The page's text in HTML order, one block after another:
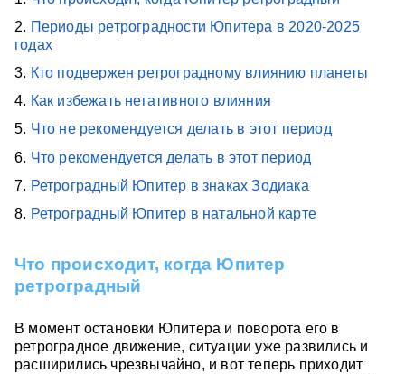
2. Периоды ретроградности Юпитера в 2020-2025
годах
3. Кто подвержен ретроградному влиянию планеты
4. Как избежать негативного влияния
5. Что не рекомендуется делать в этот период
6. Что рекомендуется делать в этот период
7. Ретроградный Юпитер в знаках Зодиака
8. Ретроградный Юпитер в натальной карте
Что происходит, когда Юпитер
ретроградный
В момент остановки Юпитера и поворота его в
ретроградное движение, ситуации уже развились и
расширились чрезвычайно, и вот теперь приходит